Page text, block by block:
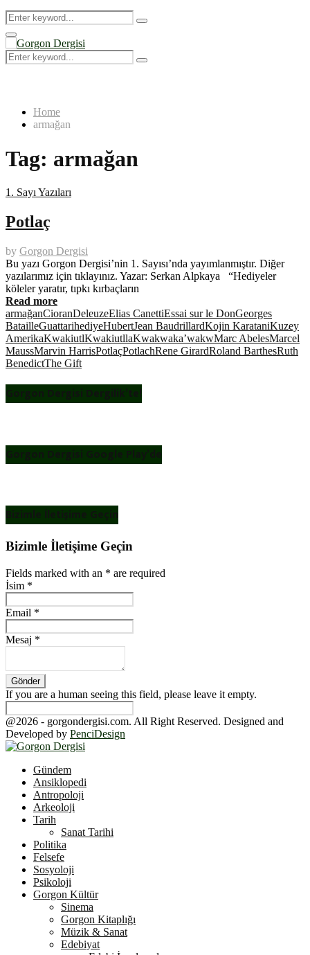
Search
for:
Search
Primary
Menu
Search
for:
Search
Home
armağan
Tag: armağan
1. Sayı Yazıları
Potlaç
by Gorgon Dergisi
Bu yazı Gorgon Dergisi’nin 1. Sayısı’nda yayımlanmıştır. Diğer
yazılarımız için tıklayınız. Yazar: Serkan Alpkaya “Hediyeler
köleler yaratır, tıpkı kırbaçların
Read more
armağanCioranDeleuzeElias CanettiEssai sur le DonGeorges
BatailleGuattarihediyeHubertJean BaudrillardKojin KarataniKuzey
AmerikaKwakiutlKwakiutllaKwakwaka’wakwMarc AbelesMarcel
MaussMarvin HarrisPotlaçPotlachRene GirardRoland BarthesRuth
BenedictThe Gift
Gorgon Dergisi Dergilik’te!
Gorgon Dergisi Google Play’de
Bizimle İletişime Geçin
Bizimle İletişime Geçin
Fields marked with an * are required
İsim *
Email *
Mesaj *
If you are a human seeing this field, please leave it empty.
@2026 - gorgondergisi.com. All Right Reserved. Designed and
Developed by PenciDesign
Gündem
Ansiklopedi
Antropoloji
Arkeoloji
Tarih
Sanat Tarihi
Politika
Felsefe
Sosyoloji
Psikoloji
Gorgon Kültür
Sinema
Gorgon Kitaplığı
Müzik & Sanat
Edebiyat